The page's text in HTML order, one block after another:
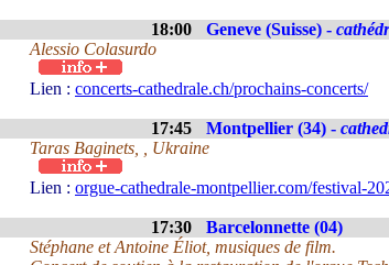
18:00 Geneve (Suisse) -
Alessio Colasurdo
Lien : concerts-cathedrale.ch/prochains-concerts/
17:45 Montpellier (34) -
Taras Baginets, , Ukraine
Lien : orgue-cathedrale-montpellier.com/festival-
17:30 Barcelonnette (04)
Stéphane et Antoine Éliot, musiques de film.